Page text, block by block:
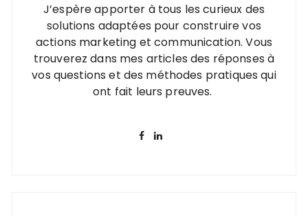
J’espère apporter à tous les curieux des
solutions adaptées pour construire vos
actions marketing et communication. Vous
trouverez dans mes articles des réponses à
vos questions et des méthodes pratiques qui
ont fait leurs preuves.